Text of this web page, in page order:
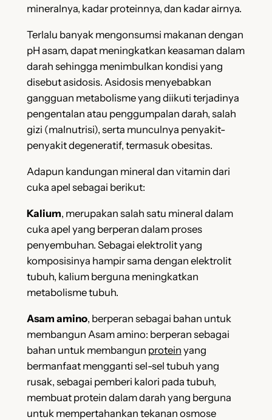
mineralnya, kadar proteinnya, dan kadar airnya.
Terlalu banyak mengonsumsi makanan dengan
pH asam, dapat meningkatkan keasaman dalam
darah sehingga menimbulkan kondisi yang
disebut asidosis. Asidosis menyebabkan
gangguan metabolisme yang diikuti terjadinya
pengentalan atau penggumpalan darah, salah
gizi (malnutrisi), serta munculnya penyakit-
penyakit degeneratif, termasuk obesitas.
Adapun kandungan mineral dan vitamin dari
cuka apel sebagai berikut:
Kalium, merupakan salah satu mineral dalam
cuka apel yang berperan dalam proses
penyembuhan. Sebagai elektrolit yang
komposisinya hampir sama dengan elektrolit
tubuh, kalium berguna meningkatkan
metabolisme tubuh.
Asam amino, berperan sebagai bahan untuk
membangun Asam amino: berperan sebagai
bahan untuk membangun protein yang
bermanfaat mengganti sel-sel tubuh yang
rusak, sebagai pemberi kalori pada tubuh,
membuat protein dalam darah yang berguna
untuk mempertahankan tekanan osmose